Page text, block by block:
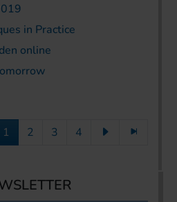
in Practice
online
1 2 3 4